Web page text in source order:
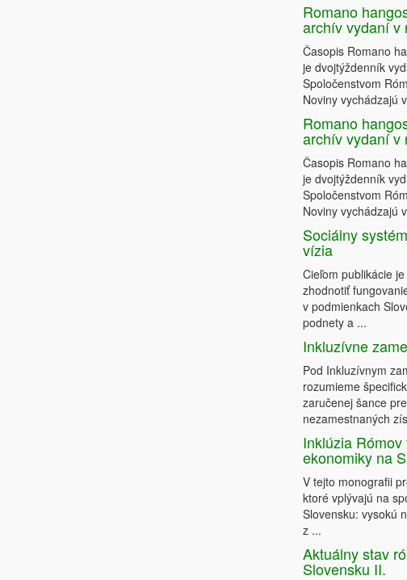
Romano
archív vydaní v
Časopis Romano
je dvojtýždenník
Spoločenstvom
Noviny vychádzajú
Romano
archív vydaní v
Časopis Romano
je dvojtýždenník
Spoločenstvom
Noviny vychádzajú
Sociálny
vízia
Cieľom publikácie
zhodnotiť
v podmienkach
podnety a ...
Inkluzívne
Pod Inkluzívnym
rozumieme
zaručenej šance
nezamestnaných
Inklúzia
ekonomiky na
V tejto monografii
ktoré vplývajú na
Slovensku: vysokú
z ...
Aktuálny stav
Slovensku II.